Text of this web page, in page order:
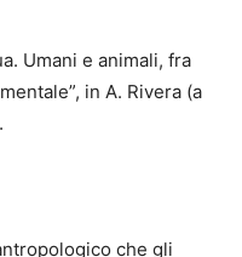
Umani e animali, fra
in A. Rivera (a
che gli